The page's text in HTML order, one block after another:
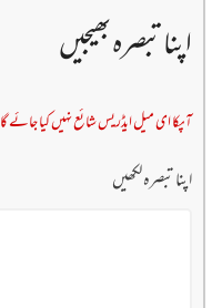
اپنا تبصرہ بھیجیں
آپکا ای میل ایڈریس شائع نہیں کیا جائے گا
اپنا تبصرہ لکھیں